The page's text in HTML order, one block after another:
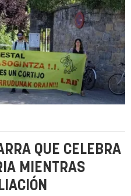
QUE CELEBRA
MIENTRAS